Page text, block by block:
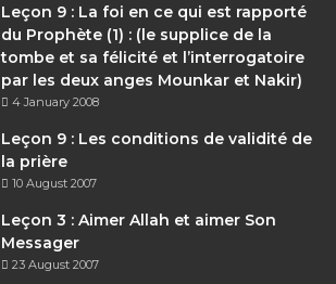
Leçon 9 : La foi en ce qui est rapporté
du Prophète (1) : (le supplice de la
tombe et sa félicité et l’interrogatoire
par les deux anges Mounkar et Nakir)
4 January 2008
Leçon 9 : Les conditions de validité de
la prière
10 August 2007
Leçon 3 : Aimer Allah et aimer Son
Messager
23 August 2007